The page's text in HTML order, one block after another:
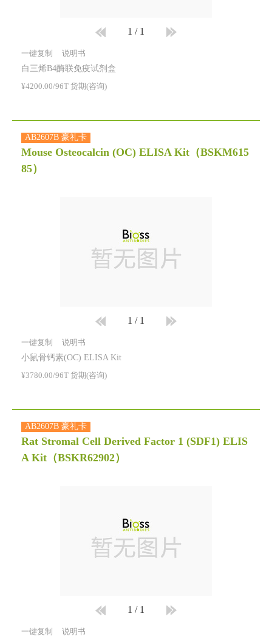
1 / 1
一键复制 说明书
白三烯B4酶联免疫试剂盒
¥4200.00/96T 货期(咨询)
AB2607B 豪礼卡
Mouse Osteocalcin (OC) ELISA Kit （BSKM615
85）
1 / 1
一键复制 说明书
小鼠骨钙素(OC) ELISA Kit
¥3780.00/96T 货期(咨询)
AB2607B 豪礼卡
Rat Stromal Cell Derived Factor 1 (SDF1) ELIS
A Kit （BSKR62902）
1 / 1
一键复制 说明书